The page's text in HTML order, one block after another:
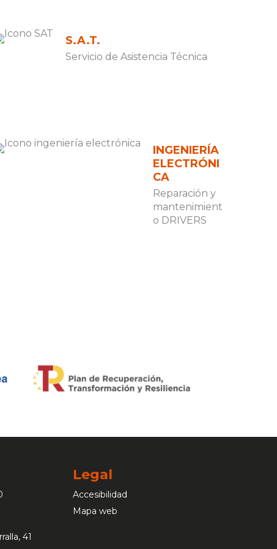
S.A.T.
Servicio de Asistencia Técnica
INGENIERÍA
ELECTRÓNI
CA
Reparación y
mantenimient
o DRIVERS
41
Legal
Accesibilidad
Mapa web